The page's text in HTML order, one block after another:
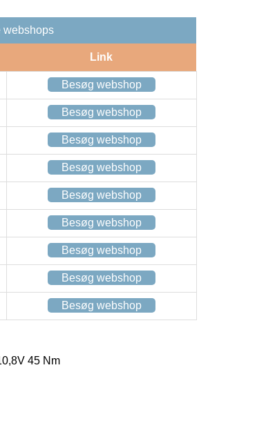
webshops
Link
Besøg webshop
Besøg webshop
Besøg webshop
Besøg webshop
Besøg webshop
Besøg webshop
Besøg webshop
Besøg webshop
Besøg webshop
45 Nm